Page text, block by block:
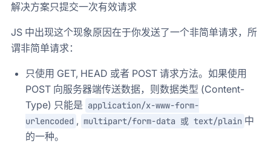
解决方案只提交一次有效请求
JS 中出现这个现象原因在于你发送了一个非简单请求，所
谓非简单请求：
只使用 GET, HEAD 或者 POST 请求方法。如果使用
POST 向服务器端传送数据，则数据类型 (Content-
Type) 只能是 application/x-www-form-
urlencoded , multipart/form-data 或 text/plain 中
的一种。